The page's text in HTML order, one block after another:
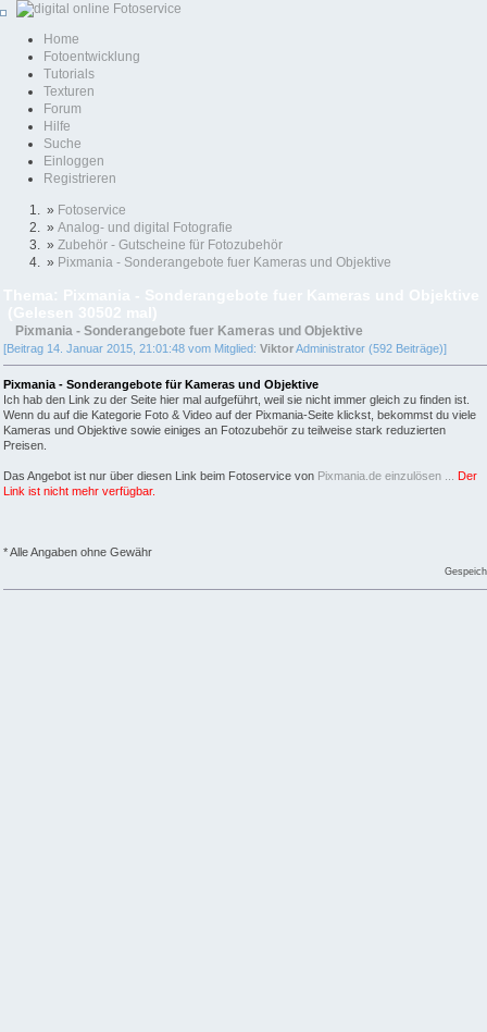
Home
Fotoentwicklung
Tutorials
Texturen
Forum
Hilfe
Suche
Einloggen
Registrieren
» Fotoservice
» Analog- und digital Fotografie
» Zubehör - Gutscheine für Fotozubehör
» Pixmania - Sonderangebote fuer Kameras und Objektive
Pixmania - Sonderangebote fuer Kameras und Objektive
[Beitrag 14. Januar 2015, 21:01:48 vom Mitglied: ViktorAdministrator (592 Beiträge)]
Pixmania - Sonderangebote für Kameras und Objektive
Ich hab den Link zu der Seite hier mal aufgeführt, weil sie nicht immer gleich zu finden ist.
Wenn du auf die Kategorie Foto & Video auf der Pixmania-Seite klickst, bekommst du viele
Kameras und Objektive sowie einiges an Fotozubehör zu teilweise stark reduzierten
Preisen.
Das Angebot ist nur über diesen Link beim Fotoservice von Pixmania.de einzulösen ...
Der
Link ist nicht mehr verfügbar.
* Alle Angaben ohne Gewähr